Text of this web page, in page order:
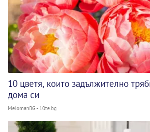
10 цветя, които задължително
дома си
MelomanBG - 10te.bg